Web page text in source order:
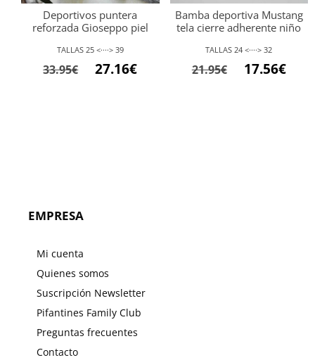
Deportivos puntera
reforzada Gioseppo piel
TALLAS 25 <····> 39
33.95€
El27.16€El
Bamba deportiva Mustang
tela cierre adherente niño
TALLAS 24 <····> 32
21.95€
El17.56€El
EMPRESA
Mi cuenta
Quienes somos
Suscripción Newsletter
Pifantines Family Club
Preguntas frecuentes
Contacto